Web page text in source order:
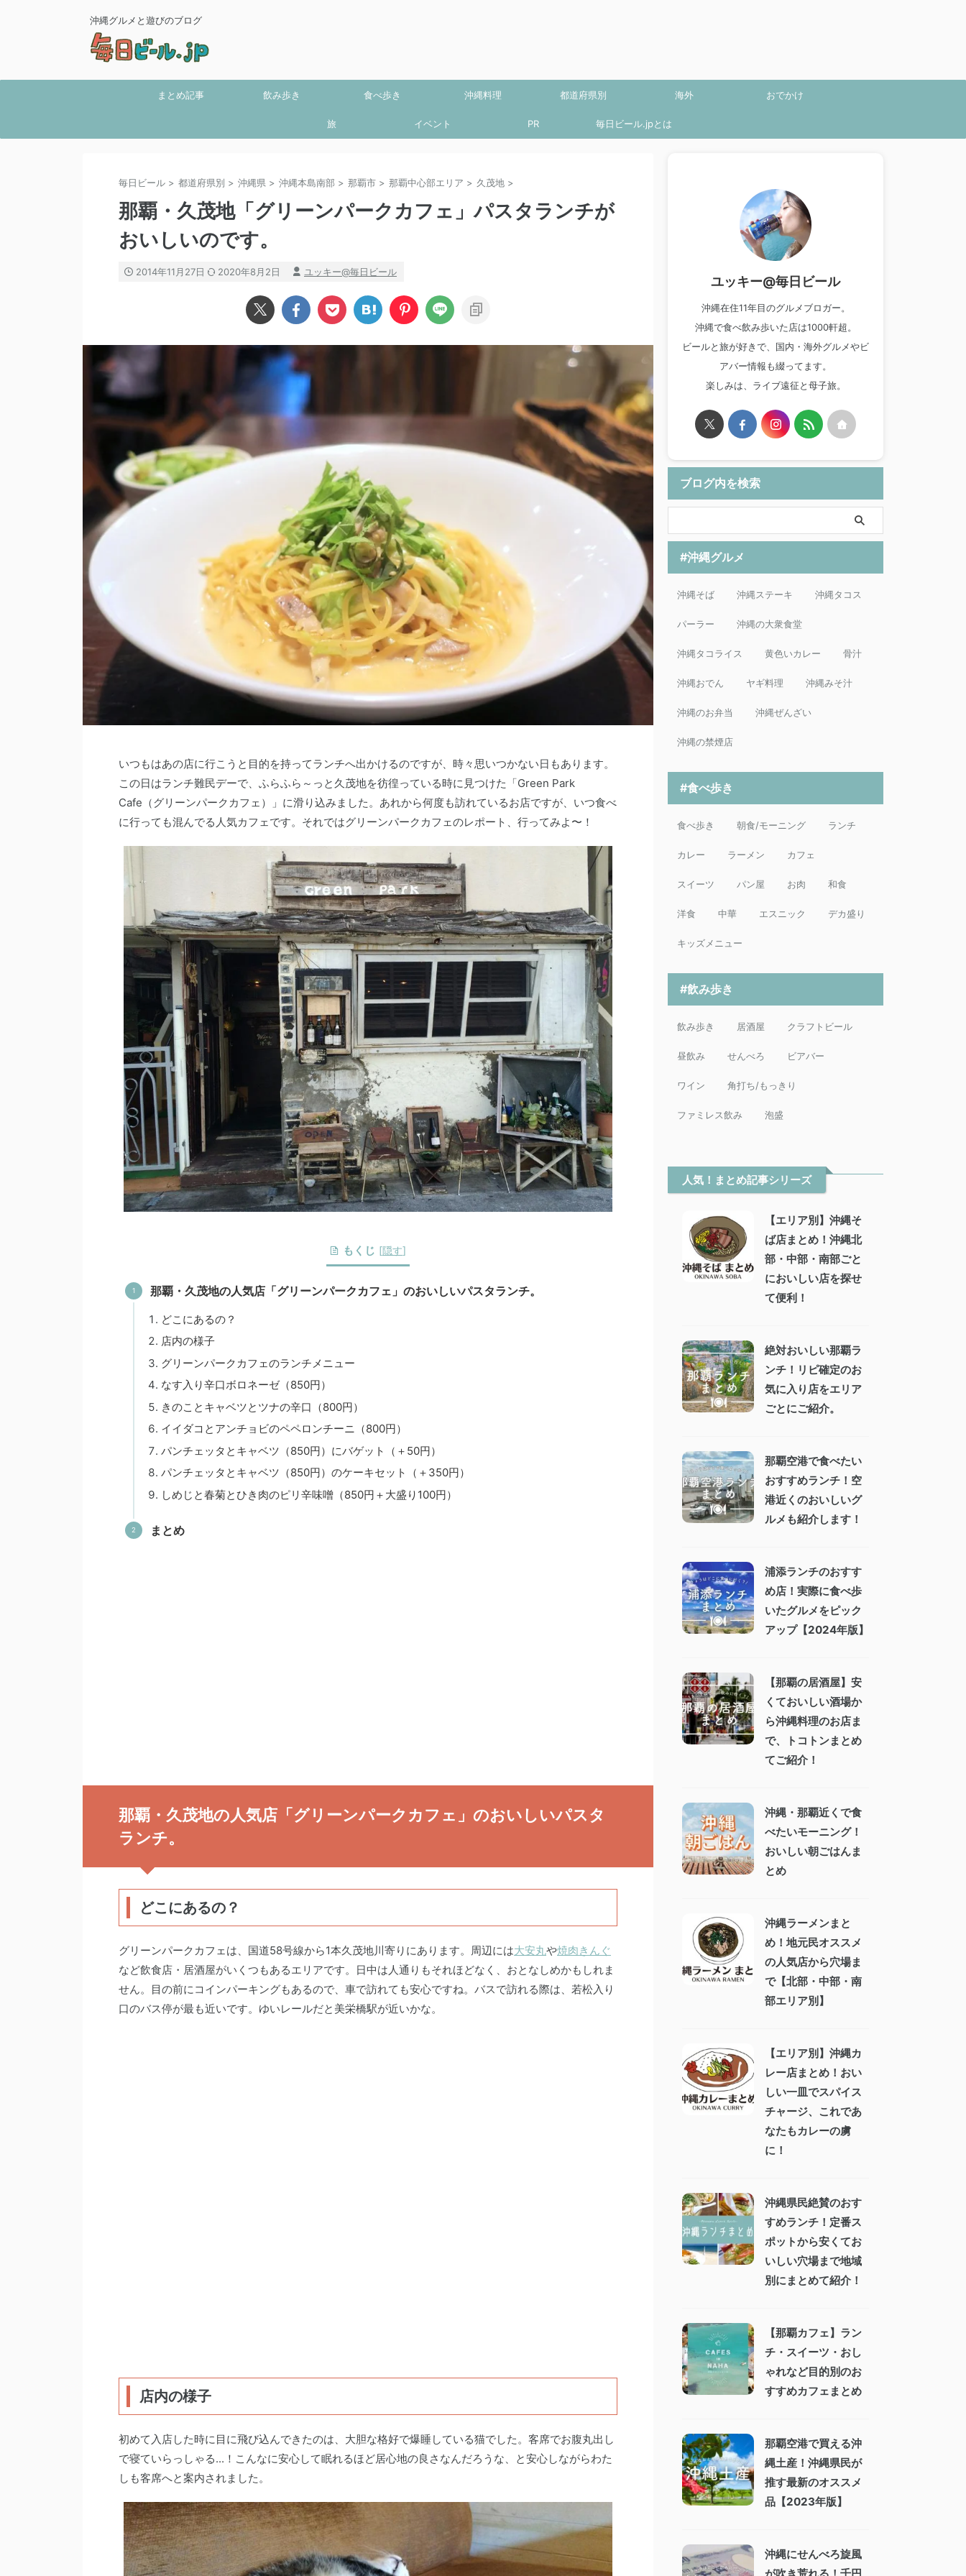
沖縄グルメと遊びのブログ
まとめ記事 飲み歩き 食べ歩き 沖縄料理 都道府県別 海外 おでかけ
旅 イベント PR 毎日ビール.jpとは
毎日ビール > 都道府県別 > 沖縄県 > 沖縄本島南部 > 那覇市 > 那覇中心部エリア > 久茂地 >
那覇・久茂地「グリーンパークカフェ」パスタランチが
おいしいのです。
2014年11月27日 2020年8月2日 ユッキー@毎日ビール
いつもはあの店に行こうと目的を持ってランチへ出かけるのですが、時々思いつかない日もあります。
この日はランチ難民デーで、ふらふら～っと久茂地を彷徨っている時に見つけた「Green Park
Cafe（グリーンパークカフェ）」に滑り込みました。あれから何度も訪れているお店ですが、いつ食べ
に行っても混んでる人気カフェです。それではグリーンパークカフェのレポート、行ってみよ〜！
もくじ [隠す]
那覇・久茂地の人気店「グリーンパークカフェ」のおいしいパスタランチ。
どこにあるの？
店内の様子
グリーンパークカフェのランチメニュー
なす入り辛口ボロネーゼ（850円）
きのことキャベツとツナの辛口（800円）
イイダコとアンチョビのペペロンチーニ（800円）
パンチェッタとキャベツ（850円）にバゲット（＋50円）
パンチェッタとキャベツ（850円）のケーキセット（＋350円）
しめじと春菊とひき肉のピリ辛味噌（850円＋大盛り100円）
まとめ
那覇・久茂地の人気店「グリーンパークカフェ」のおいしいパスタ
ランチ。
どこにあるの？
グリーンパークカフェは、国道58号線から1本久茂地川寄りにあります。周辺には大安丸や焼肉きんぐ
など飲食店・居酒屋がいくつもあるエリアです。日中は人通りもそれほどなく、おとなしめかもしれま
せん。目の前にコインパーキングもあるので、車で訪れても安心ですね。バスで訪れる際は、若松入り
口のバス停が最も近いです。ゆいレールだと美栄橋駅が近いかな。
店内の様子
初めて入店した時に目に飛び込んできたのは、大胆な格好で爆睡している猫でした。客席でお腹丸出し
で寝ていらっしゃる...！こんなに安心して眠れるほど居心地の良さなんだろうな、と安心しながらわた
しも客席へと案内されました。
ユッキー@毎日ビール
沖縄在住11年目のグルメブロガー。
沖縄で食べ飲み歩いた店は1000軒超。
ビールと旅が好きで、国内・海外グルメやビ
アバー情報も綴ってます。
楽しみは、ライブ遠征と母子旅。
ブログ内を検索
#沖縄グルメ
沖縄そば 沖縄ステーキ 沖縄タコス
パーラー 沖縄の大衆食堂
沖縄タコライス 黄色いカレー 骨汁
沖縄おでん ヤギ料理 沖縄みそ汁
沖縄のお弁当 沖縄ぜんざい
沖縄の禁煙店
#食べ歩き
食べ歩き 朝食/モーニング ランチ
カレー ラーメン カフェ
スイーツ パン屋 お肉 和食
洋食 中華 エスニック デカ盛り
キッズメニュー
#飲み歩き
飲み歩き 居酒屋 クラフトビール
昼飲み せんべろ ビアバー
ワイン 角打ち/もっきり
ファミレス飲み 泡盛
人気！まとめ記事シリーズ
【エリア別】沖縄そ
ば店まとめ！沖縄北
部・中部・南部ごと
においしい店を探せ
て便利！
絶対おいしい那覇ラ
ンチ！リピ確定のお
気に入り店をエリア
ごとにご紹介。
那覇空港で食べたい
おすすめランチ！空
港近くのおいしいグ
ルメも紹介します！
浦添ランチのおすす
め店！実際に食べ歩
いたグルメをピック
アップ【2024年版】
【那覇の居酒屋】安
くておいしい酒場か
ら沖縄料理のお店ま
で、トコトンまとめ
てご紹介！
沖縄・那覇近くで食
べたいモーニング！
おいしい朝ごはんま
とめ
沖縄ラーメンまと
め！地元民オススメ
の人気店から穴場ま
で【北部・中部・南
部エリア別】
【エリア別】沖縄カ
レー店まとめ！おい
しい一皿でスパイス
チャージ、これであ
なたもカレーの虜
に！
沖縄県民絶賛のおす
すめランチ！定番ス
ポットから安くてお
いしい穴場まで地域
別にまとめて紹介！
【那覇カフェ】ラン
チ・スイーツ・おし
ゃれなど目的別のお
すすめカフェまとめ
那覇空港で買える沖
縄土産！沖縄県民が
推す最新のオススメ
品【2023年版】
沖縄にせんべろ旋風